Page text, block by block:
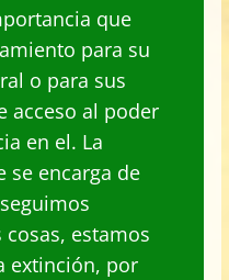
que
para su
o para sus
acceso al poder
en el. La
se encarga de
estamos
extinción, por